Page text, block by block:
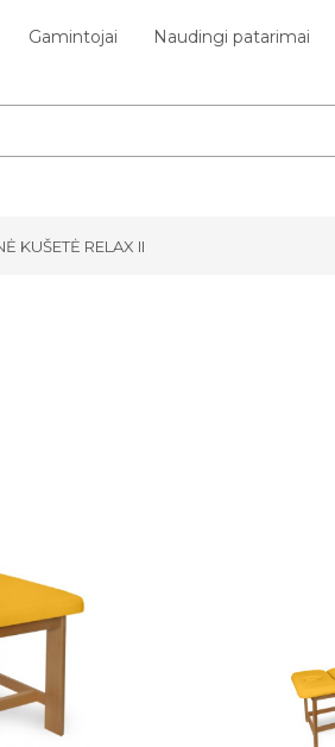
Gamintojai Naudingi patarimai
KUŠETĖ RELAX II